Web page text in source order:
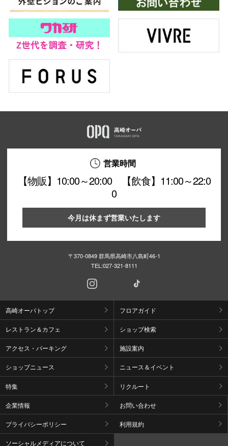
営業時間
【物販】10:00～20:00 【飲食】11:00～22:0
0
今月は休まず営業いたします
〒370-0849 群馬県高崎市八島町46-1
TEL:027-321-8111
高崎オーパトップ フロアガイド
レストラン＆カフェ ショップ検索
アクセス・パーキング 施設案内
ショップニュース ニュース＆イベント
特集 リクルート
企業情報 お問い合わせ
プライバシーポリシー 利用規約
ソーシャルメディアについて